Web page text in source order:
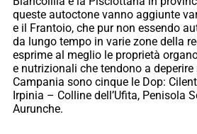
queste autoctone vanno aggiunte
e il Frantoio, che pur non essendo
da lungo tempo in varie zone della
esprime al meglio le proprietà
e nutrizionali che tendono a deperire
Campania sono cinque le Dop:
Irpinia – Colline dell’Ufita, Penisola
Aurunche.